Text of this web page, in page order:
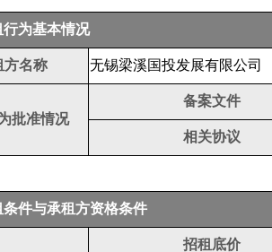
行为基本情况
方名称 无锡梁溪国投发展有限公司
批准情况
备案文件
相关协议
条件与承租方资格条件
招租底价